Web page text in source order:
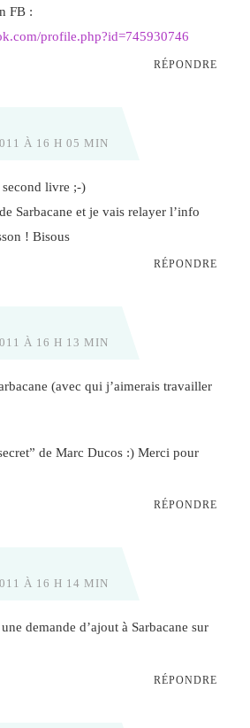
FB :
profile.php?id=745930746
RÉPONDRE
À 16 H 05 MIN
livre ;-)
Sarbacane et je vais relayer l’info
! Bisous
RÉPONDRE
À 16 H 13 MIN
(avec qui j’aimerais travailler
de Marc Ducos :) Merci pour
RÉPONDRE
À 16 H 14 MIN
demande d’ajout à Sarbacane sur
RÉPONDRE